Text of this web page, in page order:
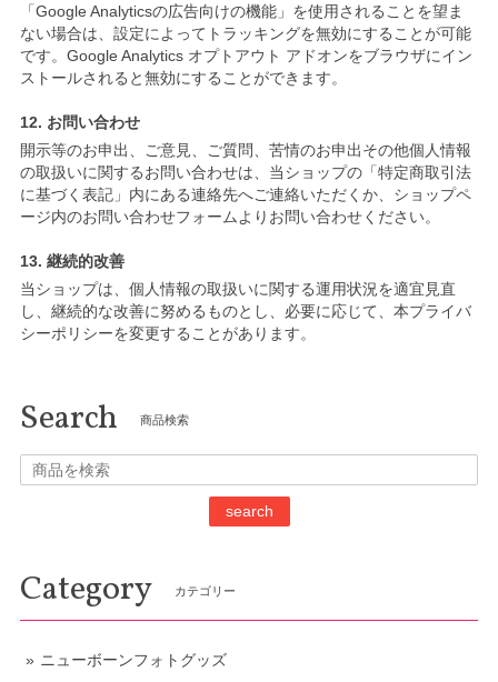
「Google Analyticsの広告向けの機能」を使用されることを望ま
ない場合は、設定によってトラッキングを無効にすることが可能
です。Google Analytics オプトアウト アドオンをブラウザにイン
ストールされると無効にすることができます。
12. お問い合わせ
開示等のお申出、ご意見、ご質問、苦情のお申出その他個人情報
の取扱いに関するお問い合わせは、当ショップの「特定商取引法
に基づく表記」内にある連絡先へご連絡いただくか、ショップペ
ージ内のお問い合わせフォームよりお問い合わせください。
13. 継続的改善
当ショップは、個人情報の取扱いに関する運用状況を適宜見直
し、継続的な改善に努めるものとし、必要に応じて、本プライバ
シーポリシーを変更することがあります。
Search 商品検索
search
Category カテゴリー
ニューボーンフォトグッズ